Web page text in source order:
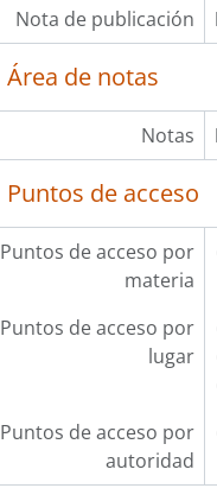
Nota de publicación
Área de notas
Notas
Puntos de acceso
Puntos de acceso por
materia
Puntos de acceso por
lugar
Puntos de acceso por
autoridad